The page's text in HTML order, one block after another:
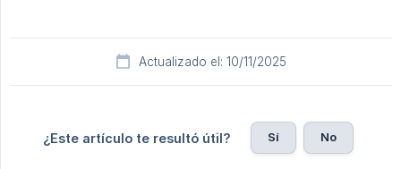
Actualizado el: 10/11/2025
¿Este artículo te resultó útil? Sí No